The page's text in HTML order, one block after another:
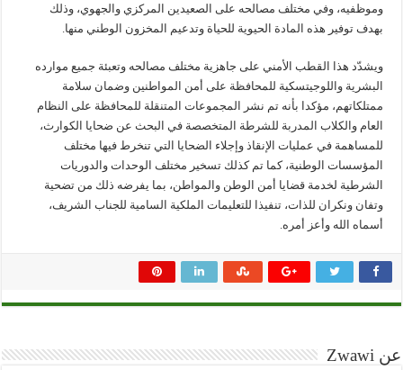
وموظفيه، وفي مختلف مصالحه على الصعيدين المركزي والجهوي، وذلك
بهدف توفير هذه المادة الحيوية للحياة وتدعيم المخزون الوطني منها.
ويشدّد هذا القطب الأمني على جاهزية مختلف مصالحه وتعبئة جميع موارده
البشرية واللوجيتسكية للمحافظة على أمن المواطنين وضمان سلامة
ممتلكاتهم، مؤكدا بأنه تم نشر المجموعات المتنقلة للمحافظة على النظام
العام والكلاب المدربة للشرطة المتخصصة في البحث عن ضحايا الكوارث،
للمساهمة في عمليات الإنقاذ وإجلاء الضحايا التي تنخرط فيها مختلف
المؤسسات الوطنية، كما تم كذلك تسخير مختلف الوحدات والدوريات
الشرطية لخدمة قضايا أمن الوطن والمواطن، بما يفرضه ذلك من تضحية
وتفان ونكران للذات، تنفيذا للتعليمات الملكية السامية للجناب الشريف،
أسماه الله وأعز أمره.
عن Zwawi